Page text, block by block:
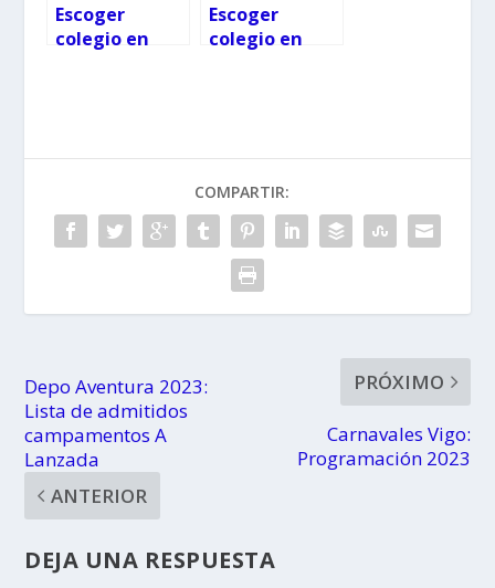
Escoger
colegio en
Escoger
colegio en
COMPARTIR:
Depo Aventura 2023:
Lista de admitidos
campamentos A
Lanzada
ANTERIOR
PRÓXIMO
Carnavales Vigo:
Programación 2023
DEJA UNA RESPUESTA